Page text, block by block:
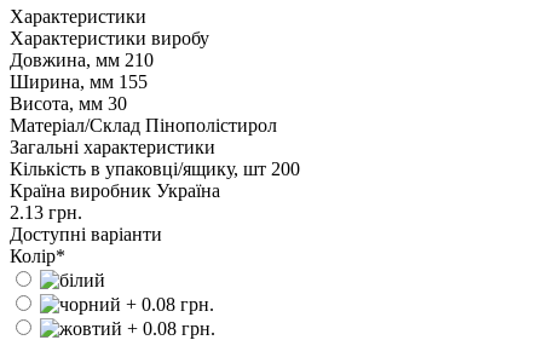
Характеристики
Характеристики виробу
Довжина, мм 210
Ширина, мм 155
Висота, мм 30
Матеріал/Склад Пінополістирол
Загальні характеристики
Кількість в упаковці/ящику, шт 200
Країна виробник Україна
2.13 грн.
Доступні варіанти
Колір*